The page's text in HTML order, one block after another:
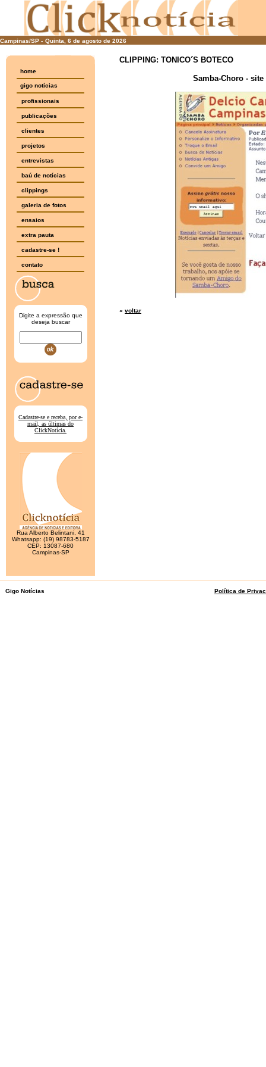
Campinas/SP - Quinta, 6 de agosto de 2026
home
gigo notícias
profissionais
publicações
clientes
projetos
entrevistas
baú de notícias
clippings
galeria de fotos
ensaios
extra pauta
cadastre-se !
contato
Digite a expressão que
deseja buscar
Cadastre-se e receba, por e-
mail, as últimas do
ClickNotícia.
Rua Alberto Belintani, 41
Whatsapp: (19) 98783-5187
CEP: 13087-680
Campinas-SP
CLIPPING: TONICO´S BOTECO
Samba-Choro -
« voltar
Gigo Notícias Política de